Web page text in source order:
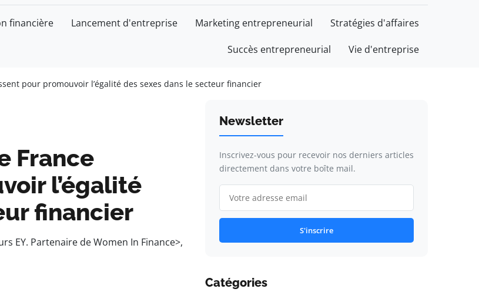
financière Lancement d'entreprise Marketing entrepreneurial Stratégies d'affaires
Succès entrepreneurial Vie d'entreprise
pour promouvoir l’égalité des sexes dans le secteur financier
France
l’égalité
financier
EY. Partenaire de Women In Finance>,
Newsletter
Inscrivez-vous pour recevoir nos derniers articles
directement dans votre boîte mail.
S'inscrire
Catégories